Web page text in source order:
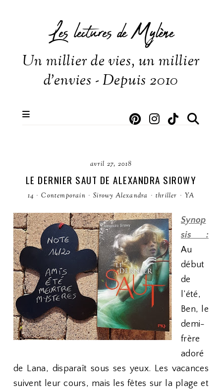
Les lectures de Mylène
Un millier de vies, un millier
d'envies - Depuis 2010
avril 27, 2018
LE DERNIER SAUT DE ALEXANDRA SIROWY
14 · Contemporain · Sirowy Alexandra · thriller · YA
Synop
sis :
Au
début
de
l’été,
Ben, le
demi-
frère
adoré
de Lana, disparaît sous ses yeux. Les vacances
suivent leur cours, mais les fêtes sur la plage et